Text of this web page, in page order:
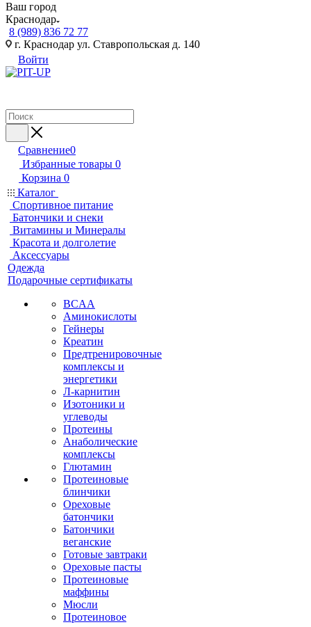
Ваш город
Краснодар
8 (989) 836 72 77
г. Краснодар ул. Ставропольская д. 140
Войти
Сравнение0
Избранные товары 0
Корзина 0
Каталог
Спортивное питание
Батончики и снеки
Витамины и Минералы
Красота и долголетие
Аксессуары
Одежда
Подарочные сертификаты
BCAA
Аминокислоты
Гейнеры
Креатин
Предтренировочные
комплексы и
энергетики
Л-карнитин
Изотоники и
углеводы
Протеины
Анаболические
комплексы
Глютамин
Протеиновые
блинчики
Ореховые
батончики
Батончики
веганские
Готовые завтраки
Ореховые пасты
Протеиновые
маффины
Мюсли
Протеиновое